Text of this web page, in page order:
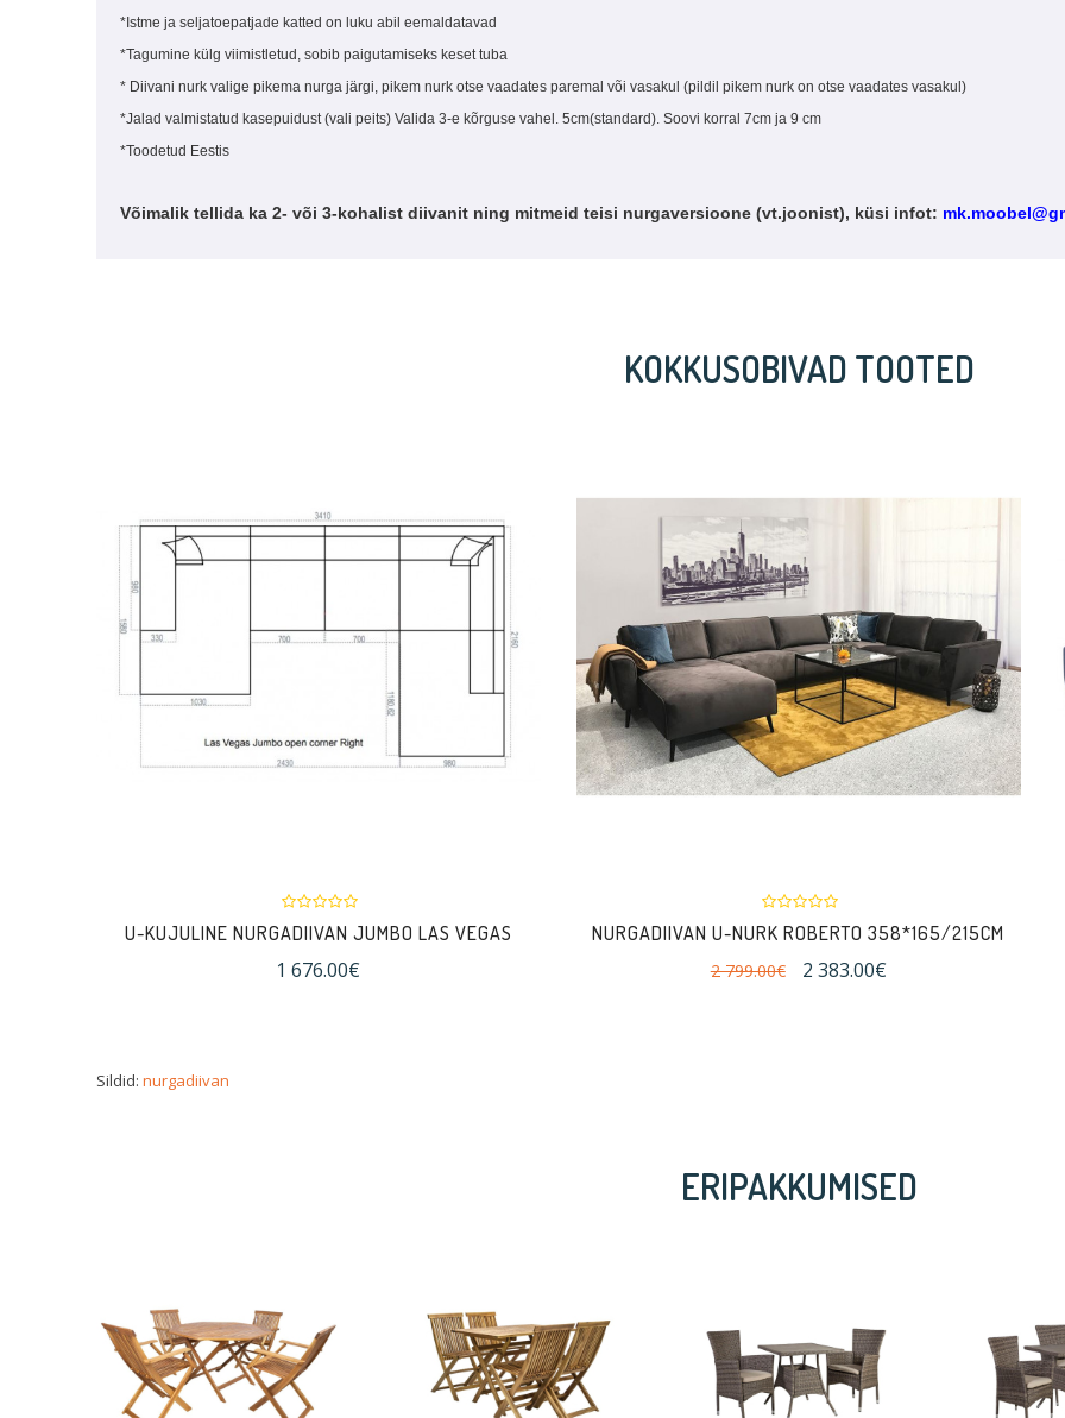
*Istme ja seljatoepatjade katted on luku abil eemaldatavad
*Tagumine külg viimistletud, sobib paigutamiseks keset tuba
* Diivani nurk valige pikema nurga järgi, pikem nurk otse vaadates paremal või vasakul (pildil pikem nurk on otse vaadates vasakul)
*Jalad valmistatud kasepuidust (vali peits) Valida 3-e kõrguse vahel. 5cm(standard). Soovi korral 7cm ja 9 cm
*Toodetud Eestis
Võimalik tellida ka 2- või 3-kohalist diivanit ning mitmeid teisi nurgaversioone (vt.joonist), küsi infot:
KOKKUSOBIVAD TOOTED
U-KUJULINE NURGADIIVAN JUMBO LAS VEGAS
1 676.00€
NURGADIIVAN U-NURK ROBERTO 358*165/215CM
2 799.00€ 2 383.00€
Sildid: nurgadiivan
ERIPAKKUMISED